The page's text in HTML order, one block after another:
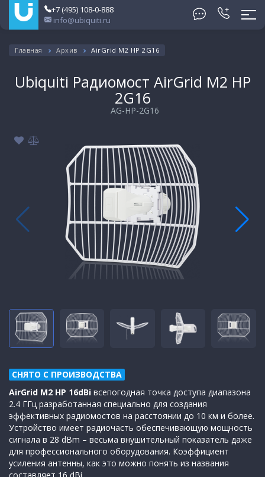
+7 (495) 108-0-888
info@ubiquiti.ru
Главная Архив AirGrid M2 HP 2G16
Ubiquiti Радиомост AirGrid M2 HP
2G16
AG-HP-2G16
СНЯТО С ПРОИЗВОДСТВА
AirGrid M2 HP 16dBi всепогодная точка доступа диапазона
2.4 ГГц разработанная специально для создания
эффективных радиомостов на расстоянии до 10 км и более.
Устройство имеет радиочасть обеспечивающую мощность
сигнала в 28 dBm – весьма внушительный показатель даже
для профессионального оборудования. Коэффициент
усиления антенны, как это можно понять из названия
составляет 16 dBi.